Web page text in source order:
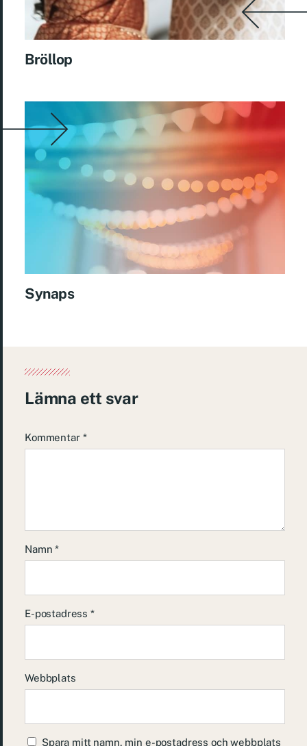
Bröllop
Synaps
Lämna ett svar
Kommentar *
Namn*
E-postadress*
Webbplats
Spara mitt namn, min e-postadress och webbplats